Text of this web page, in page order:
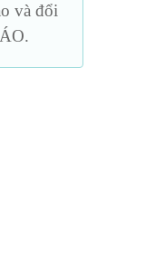
và đổi